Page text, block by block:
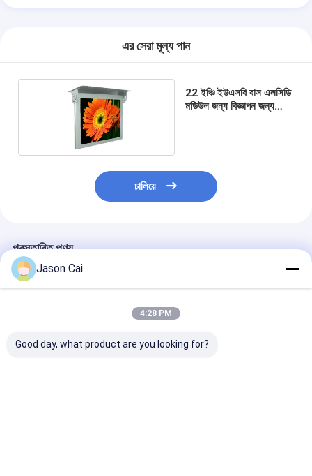
এর সেরা মূল্য পান
22 ইঞ্চি ইউএসবি বাস এলসিডি
মডিউল জন্য বিজ্ঞাপন জন্য
চালিয়ে
প্রস্তাবিত পণ্য
Jason Cai
4:28 PM
Good day, what product are you looking for?